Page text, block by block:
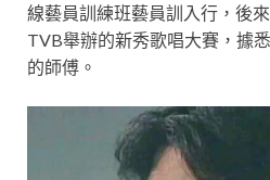
線藝員訓練班藝員訓入行，後
TVB舉辦的新秀歌唱大賽，據
的師傅。